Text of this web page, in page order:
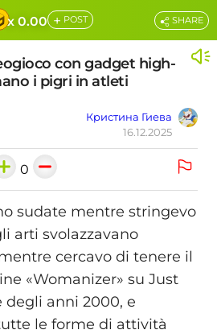
x 0.00 + POST
con gadget high-
i pigri in atleti
Кристина Гиева
16.12.2025
SHARE
0
sudate mentre stringevo
arti svolazzavano
cercavo di tenere il
«Womanizer» su Just
degli anni 2000, e
le forme di attività